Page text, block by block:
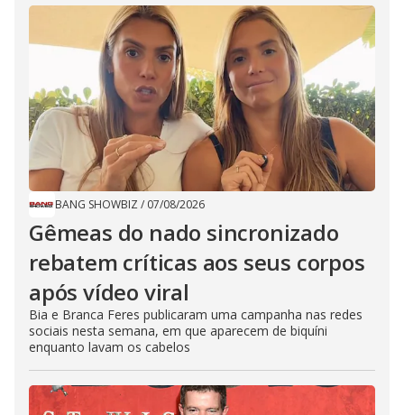
BANG SHOWBIZ / 07/08/2026
Gêmeas do nado sincronizado
rebatem críticas ​a​os seus corpos
após vídeo viral
Bia e Branca Feres publicaram uma campanha nas redes
sociais nesta semana, em que aparecem de biquíni
enquanto lavam os cabelos